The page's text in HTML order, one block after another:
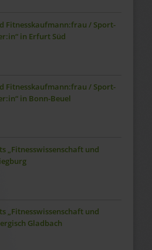
Fitnesskaufmann:frau / Sport-
in Erfurt Süd
Fitnesskaufmann:frau / Sport-
in Bonn-Beuel
„Fitnesswissenschaft und
„Fitnesswissenschaft und
Gladbach